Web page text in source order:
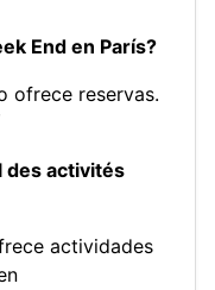
End en París?
ofrece reservas.
des activités
actividades